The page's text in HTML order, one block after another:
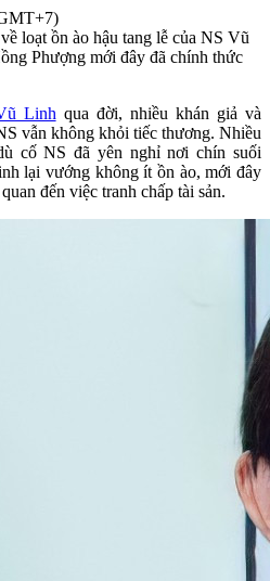
loạt ồn ào hậu tang lễ của NS Vũ
Phượng mới đây đã chính thức
Linh qua đời, nhiều khán giả và
vẫn không khỏi tiếc thương. Nhiều
cố NS đã yên nghỉ nơi chín suối
lại vướng không ít ồn ào, mới đây
đến việc tranh chấp tài sản.